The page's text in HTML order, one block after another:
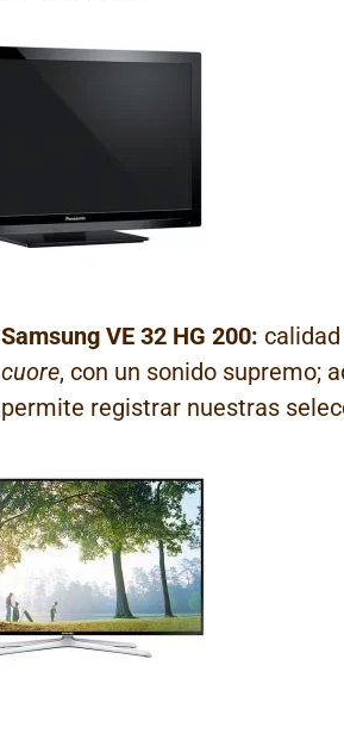
Samsung VE 32 HG 200:
cuore, con un sonido supremo;
permite registrar nuestras